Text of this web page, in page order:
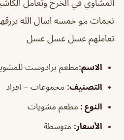
المشاوي في الخرج وتعامل
نجمات مو خمسه اسال الله
تعاملهم عسل عسل عسل
الاسم:مطعم برادوست
التصنيف: مجموعات – افراد
النوع : مطعم مشويات
الأسعار: متوسطة